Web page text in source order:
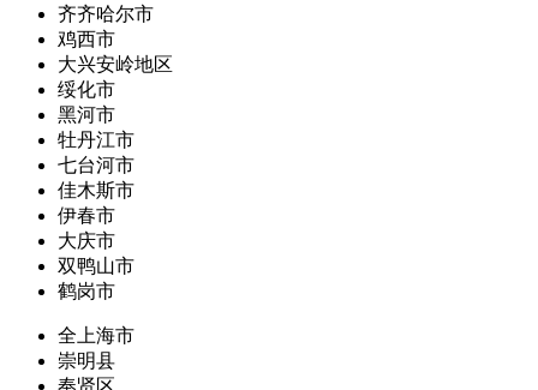
齐齐哈尔市
鸡西市
大兴安岭地区
绥化市
黑河市
牡丹江市
七台河市
佳木斯市
伊春市
大庆市
双鸭山市
鹤岗市
全上海市
崇明县
奉贤区